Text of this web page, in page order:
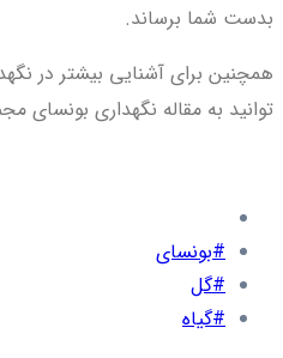
بدست شما برساند.
همچنین برای آشنایی بیشتر در
توانید به مقاله نگهداری بونسای
#بونسای
#گل
#گیاه